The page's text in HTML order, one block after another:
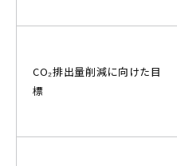
CO₂排出量削減に向けた目
標